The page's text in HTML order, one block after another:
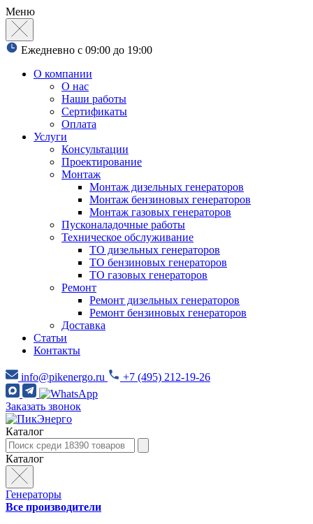
Меню
Ежедневно с 09:00 до 19:00
О компании
О нас
Наши работы
Сертификаты
Оплата
Услуги
Консультации
Проектирование
Монтаж
Монтаж дизельных генераторов
Монтаж бензиновых генераторов
Монтаж газовых генераторов
Пусконаладочные работы
Техническое обслуживание
ТО дизельных генераторов
ТО бензиновых генераторов
ТО газовых генераторов
Ремонт
Ремонт дизельных генераторов
Ремонт бензиновых генераторов
Доставка
Статьи
Контакты
info@pikenergo.ru +7 (495) 212-19-26
Заказать звонок
Каталог
Каталог
Генераторы
Все производители